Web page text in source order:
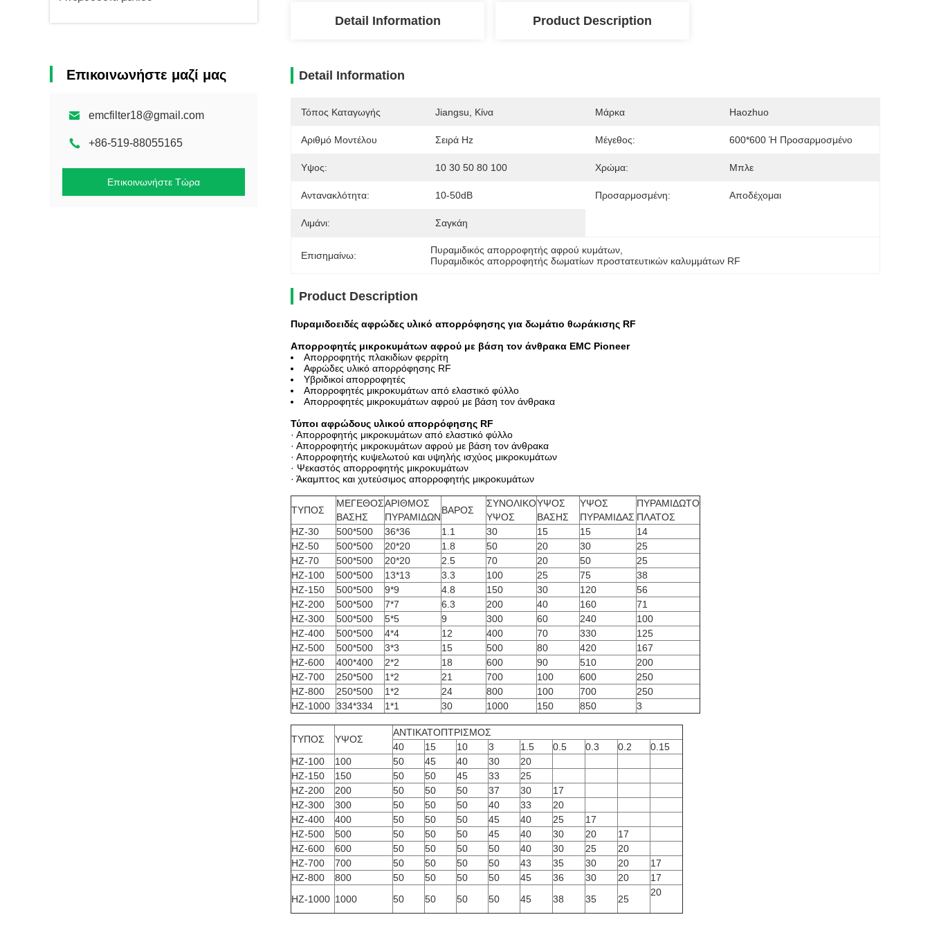
Επικοινωνήστε μαζί μας
emcfilter18@gmail.com
+86-519-88055165
Επικοινωνήστε Τώρα
Detail Information Product Description
Detail Information
Τόπος Καταγωγής Jiangsu, Κίνα Μάρκα Haozhuo
Αριθμό Μοντέλου Σειρά Hz Μέγεθος: 600*600 Ή Προσαρμοσμένο
Υψος: 10 30 50 80 100 Χρώμα: Μπλε
Αντανακλότητα: 10-50dB Προσαρμοσμένη: Αποδέχομαι
Λιμάνι: Σαγκάη
Επισημαίνω: Πυραμιδικός απορροφητής αφρού κυμάτων
Πυραμιδικός απορροφητής δωματίων προστατευτικών καλυμμάτων RF
Product Description
Πυραμιδοειδές αφρώδες υλικό απορρόφησης για δωμάτιο θωράκισης RF
Απορροφητές μικροκυμάτων αφρού με βάση τον άνθρακα EMC Pioneer
Απορροφητής πλακιδίων φερρίτη
Αφρώδες υλικό απορρόφησης RF
Υβριδικοί απορροφητές
Απορροφητές μικροκυμάτων από ελαστικό φύλλο
Απορροφητές μικροκυμάτων αφρού με βάση τον άνθρακα
Τύποι αφρώδους υλικού απορρόφησης RF
· Απορροφητής μικροκυμάτων από ελαστικό φύλλο
· Απορροφητής μικροκυμάτων αφρού με βάση τον άνθρακα
· Απορροφητής κυψελωτού και υψηλής ισχύος μικροκυμάτων
· Ψεκαστός απορροφητής μικροκυμάτων
· Άκαμπτος και χυτεύσιμος απορροφητής μικροκυμάτων
ΤΥΠΟΣ
ΜΕΓΕΘΟΣ
ΒΑΣΗΣ
ΑΡΙΘΜΟΣ
ΠΥΡΑΜΙΔΩΝ
ΒΑΡΟΣ
ΣΥΝΟΛΙΚΟ
ΥΨΟΣ
ΥΨΟΣ
ΒΑΣΗΣ
ΥΨΟΣ
ΠΥΡΑΜΙΔΑΣ
ΠΥΡΑΜΙΔΩΤΟ
ΠΛΑΤΟΣ
HZ-30
500*500 36*36 1.1 30 15 15
14
HZ-50
500*500 20*20 1.8 50 20 30
25
HZ-70
500*500 20*20 2.5 70 20 50
25
HZ-100
500*500 13*13 3.3 100 25 75
38
HZ-150
500*500 9*9 4.8 150 30 120
56
HZ-200
500*500 7*7 6.3 200 40 160
71
HZ-300
500*500 5*5 9 300 60 240
100
HZ-400
500*500 4*4 12 400 70 330
125
HZ-500
500*500 3*3 15 500 80 420
167
HZ-600
400*400 2*2 18 600 90 510
200
HZ-700
250*500 1*2 21 700 100 600
250
HZ-800
250*500 1*2 24 800 100 700
250
HZ-1000 334*334 1*1 30 1000 150 850 3
ΤΥΠΟΣ ΥΨΟΣ
ΑΝΤΙΚΑΤΟΠΤΡΙΣΜΟΣ
40
15 10 3 1.5 0.5 0.3 0.2
0.15
HZ-100
100 50 45 40 30
20
HZ-150
150 50 50 45 33
25
HZ-200
200 50 50 50 37 30
17
HZ-300
300 50 50 50 40 33
20
HZ-400
400 50 50 50 45 40 25
17
HZ-500
500 50 50 50 45 40 30 20
17
HZ-600
600 50 50 50 50 40 30 25
20
HZ-700
700 50 50 50 50 43 35 30 20
17
HZ-800
800 50 50 50 50 45 36 30 20
17
HZ-1000 1000 50 50 50 50 45 38 35 25
20